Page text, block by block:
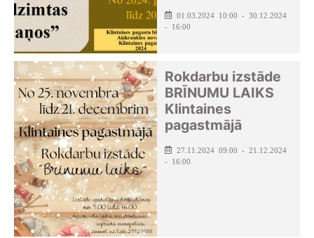
01.03.2024 10:00 - 30.12.2024
- 16:00
Rokdarbu izstāde
BRĪNUMU LAIKS
Klintaines
pagastmājā
27.11.2024 09:00 - 21.12.2024
- 16:00